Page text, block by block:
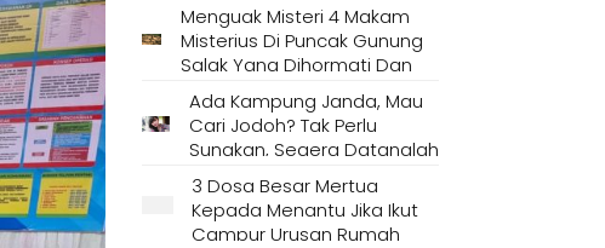
Menguak Misteri 4 Makam
Misterius Di Puncak Gunung
Salak Yang Dihormati Dan
Dianggap Tempat Suci Oleh
Masyarakat Setempat
Ada Kampung Janda, Mau
Cari Jodoh? Tak Perlu
Sungkan, Segera Datanglah
Ke Desa Ini
3 Dosa Besar Mertua
Kepada Menantu Jika Ikut
Campur Urusan Rumah